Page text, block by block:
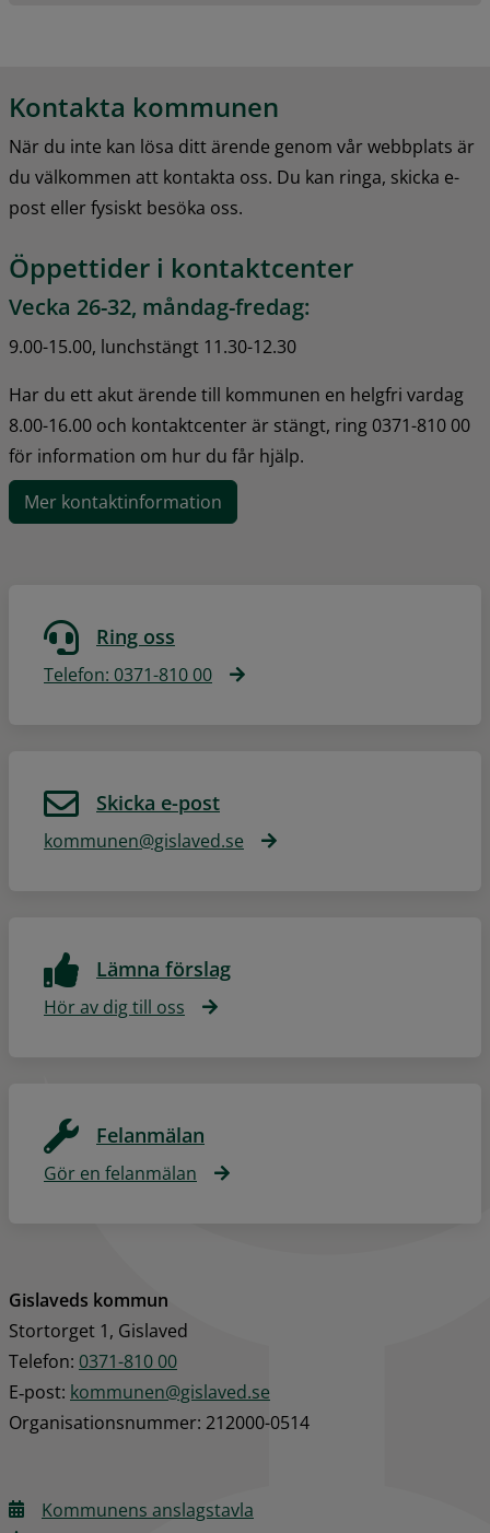
Kontakta kommunen
När du inte kan lösa ditt ärende genom vår webbplats är
du välkommen att kontakta oss. Du kan ringa, skicka e-
post eller fysiskt besöka oss.
Öppettider i kontaktcenter
Vecka 26-32, måndag-fredag:
9.00-15.00, lunchstängt 11.30-12.30
Har du ett akut ärende till kommunen en helgfri vardag
8.00-16.00 och kontaktcenter är stängt, ring 0371-810 00
för information om hur du får hjälp.
Mer kontaktinformation
Ring oss
Telefon: 0371-810 00
Skicka e-post
kommunen@gislaved.se
Lämna förslag
Hör av dig till oss
Felanmälan
Gör en felanmälan
Gislaveds kommun
Stortorget 1, Gislaved
Telefon: 0371-810 00
E‑post: kommunen@gislaved.se
Organisationsnummer: 212000-0514
Kommunens anslagstavla